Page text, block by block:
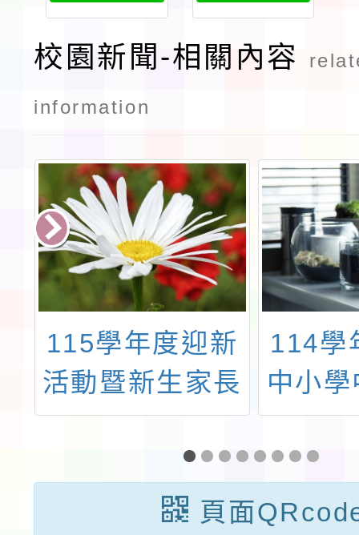
校園新聞-相關內容
information
115學年度迎新
活動暨新生家長
座談會活動流程
114學
中小
措施
建國
校參
頁面